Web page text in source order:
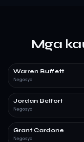
Mga
Warren Buffett
Negosyo
Jordan Belfort
Negosyo
Grant Cardone
Negosyo